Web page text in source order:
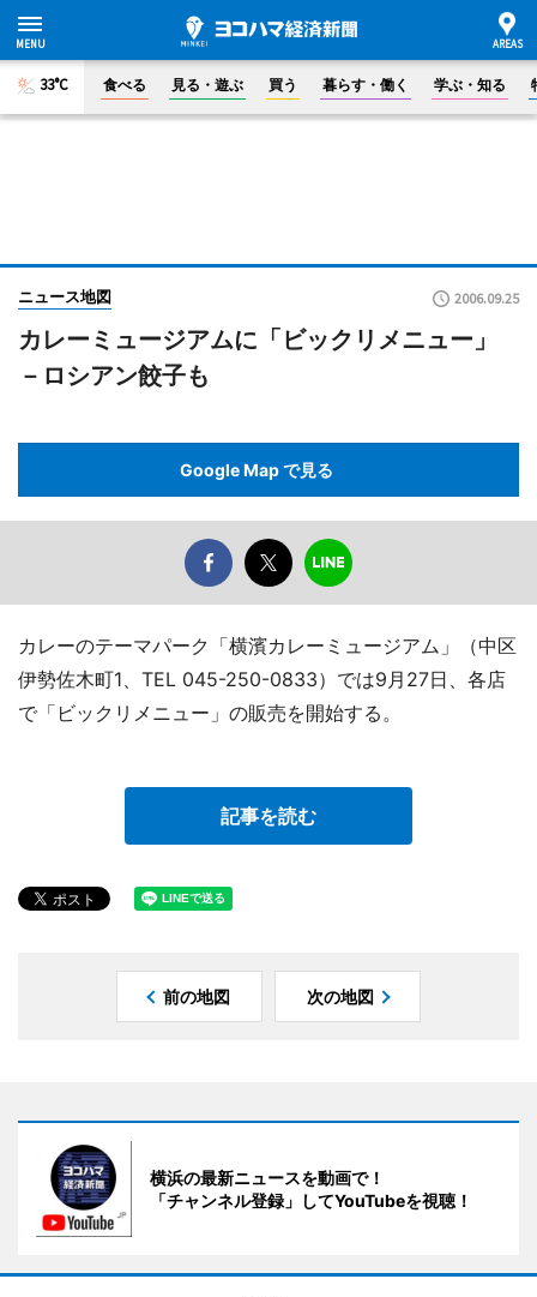
33°C 食べる 見る・遊ぶ 買う 暮らす・働く 学ぶ・知る
ニュース地図 2006.09.25
カレーミュージアムに「ビックリメニュー」
－ロシアン餃子も
Google Map で見る
カレーのテーマパーク「横濱カレーミュージアム」（中区
伊勢佐木町1、TEL 045-250-0833）では9月27日、各店
で「ビックリメニュー」の販売を開始する。
記事を読む
前の地図 次の地図
横浜の最新ニュースを動画で！
「チャンネル登録」してYouTubeを視聴！